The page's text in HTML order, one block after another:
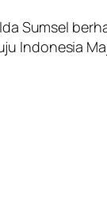
Sumsel
Indonesia